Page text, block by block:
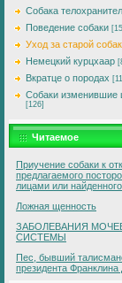
Собака
Поведение собаки
Уход за старой
Немецкий курцхаар
Вкратце о породах
Собаки изменившие
[126]
Читаемое
Приучение собаки к
предлагаемого
лицами или
Ложная щенность
ЗАБОЛЕВАHИЯ
СИСТЕМЫ
Пес, бывший
президента Франклина